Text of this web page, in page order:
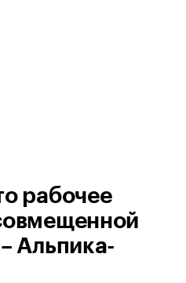
рабочее
Альпика-